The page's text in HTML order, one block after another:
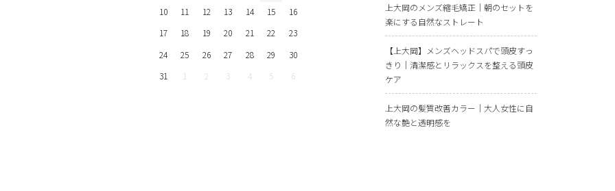
10
11 12 13 14 15
16
17
18 19 20 21 22
23
24
25 26 27 28 29
30
31
1 2 3 4 5 6
上大岡のメンズ縮毛矯正｜朝のセットを
楽にする自然なストレート
【上大岡】メンズヘッドスパで頭皮すっ
きり｜清潔感とリラックスを整える頭皮
ケア
上大岡の髪質改善カラー｜大人女性に自
然な艶と透明感を